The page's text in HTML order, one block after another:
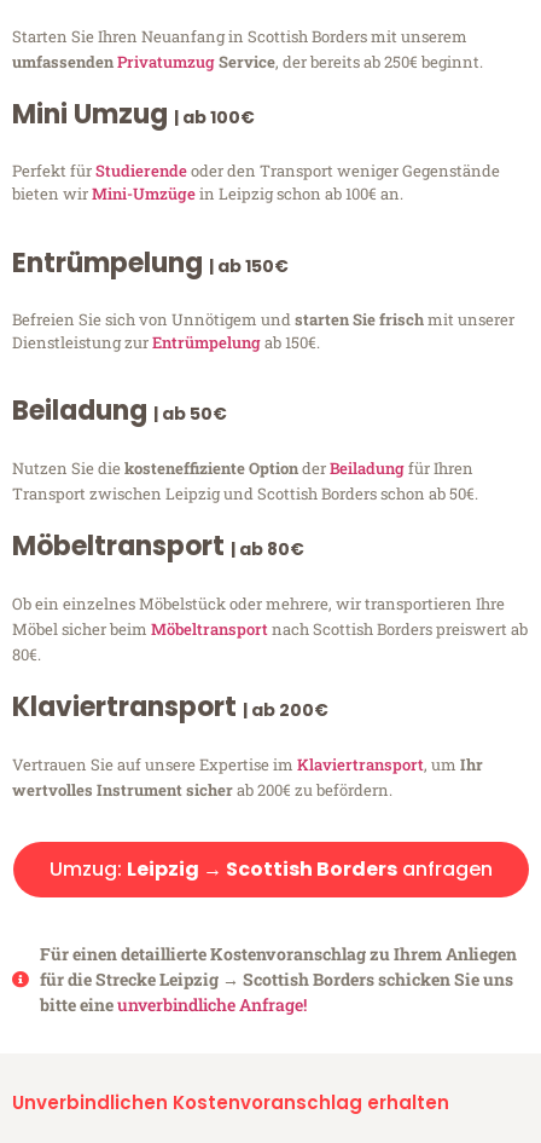
Starten Sie Ihren Neuanfang in Scottish Borders mit unserem
umfassendenPrivatumzugService, der bereits ab 250€ beginnt.
Mini Umzug | ab 100€
Perfekt fürStudierendeoder den Transport weniger Gegenstände
bieten wirMini-Umzügein Leipzig schon ab 100€ an.
Entrümpelung | ab 150€
Befreien Sie sich von Unnötigem undstarten Sie frischmit unserer
Dienstleistung zurEntrümpelungab 150€.
Beiladung | ab 50€
Nutzen Sie diekosteneffiziente OptionderBeiladungfür Ihren
Transport zwischen Leipzig und Scottish Borders schon ab 50€.
Möbeltransport | ab 80€
Ob ein einzelnes Möbelstück oder mehrere, wir transportieren Ihre
Möbel sicher beim Möbeltransportnach Scottish Borders preiswert ab
80€.
Klaviertransport | ab 200€
Vertrauen Sie auf unsere Expertise im Klaviertransport, um Ihr
wertvolles Instrument sicherab 200€ zu befördern.
Umzug: Leipzig → Scottish Bordersanfragen
Für einen detaillierte Kostenvoranschlag zu Ihrem Anliegen
für die Strecke Leipzig → Scottish Borders schicken Sie uns
bitte eineunverbindliche Anfrage!
Unverbindlichen Kostenvoranschlag erhalten